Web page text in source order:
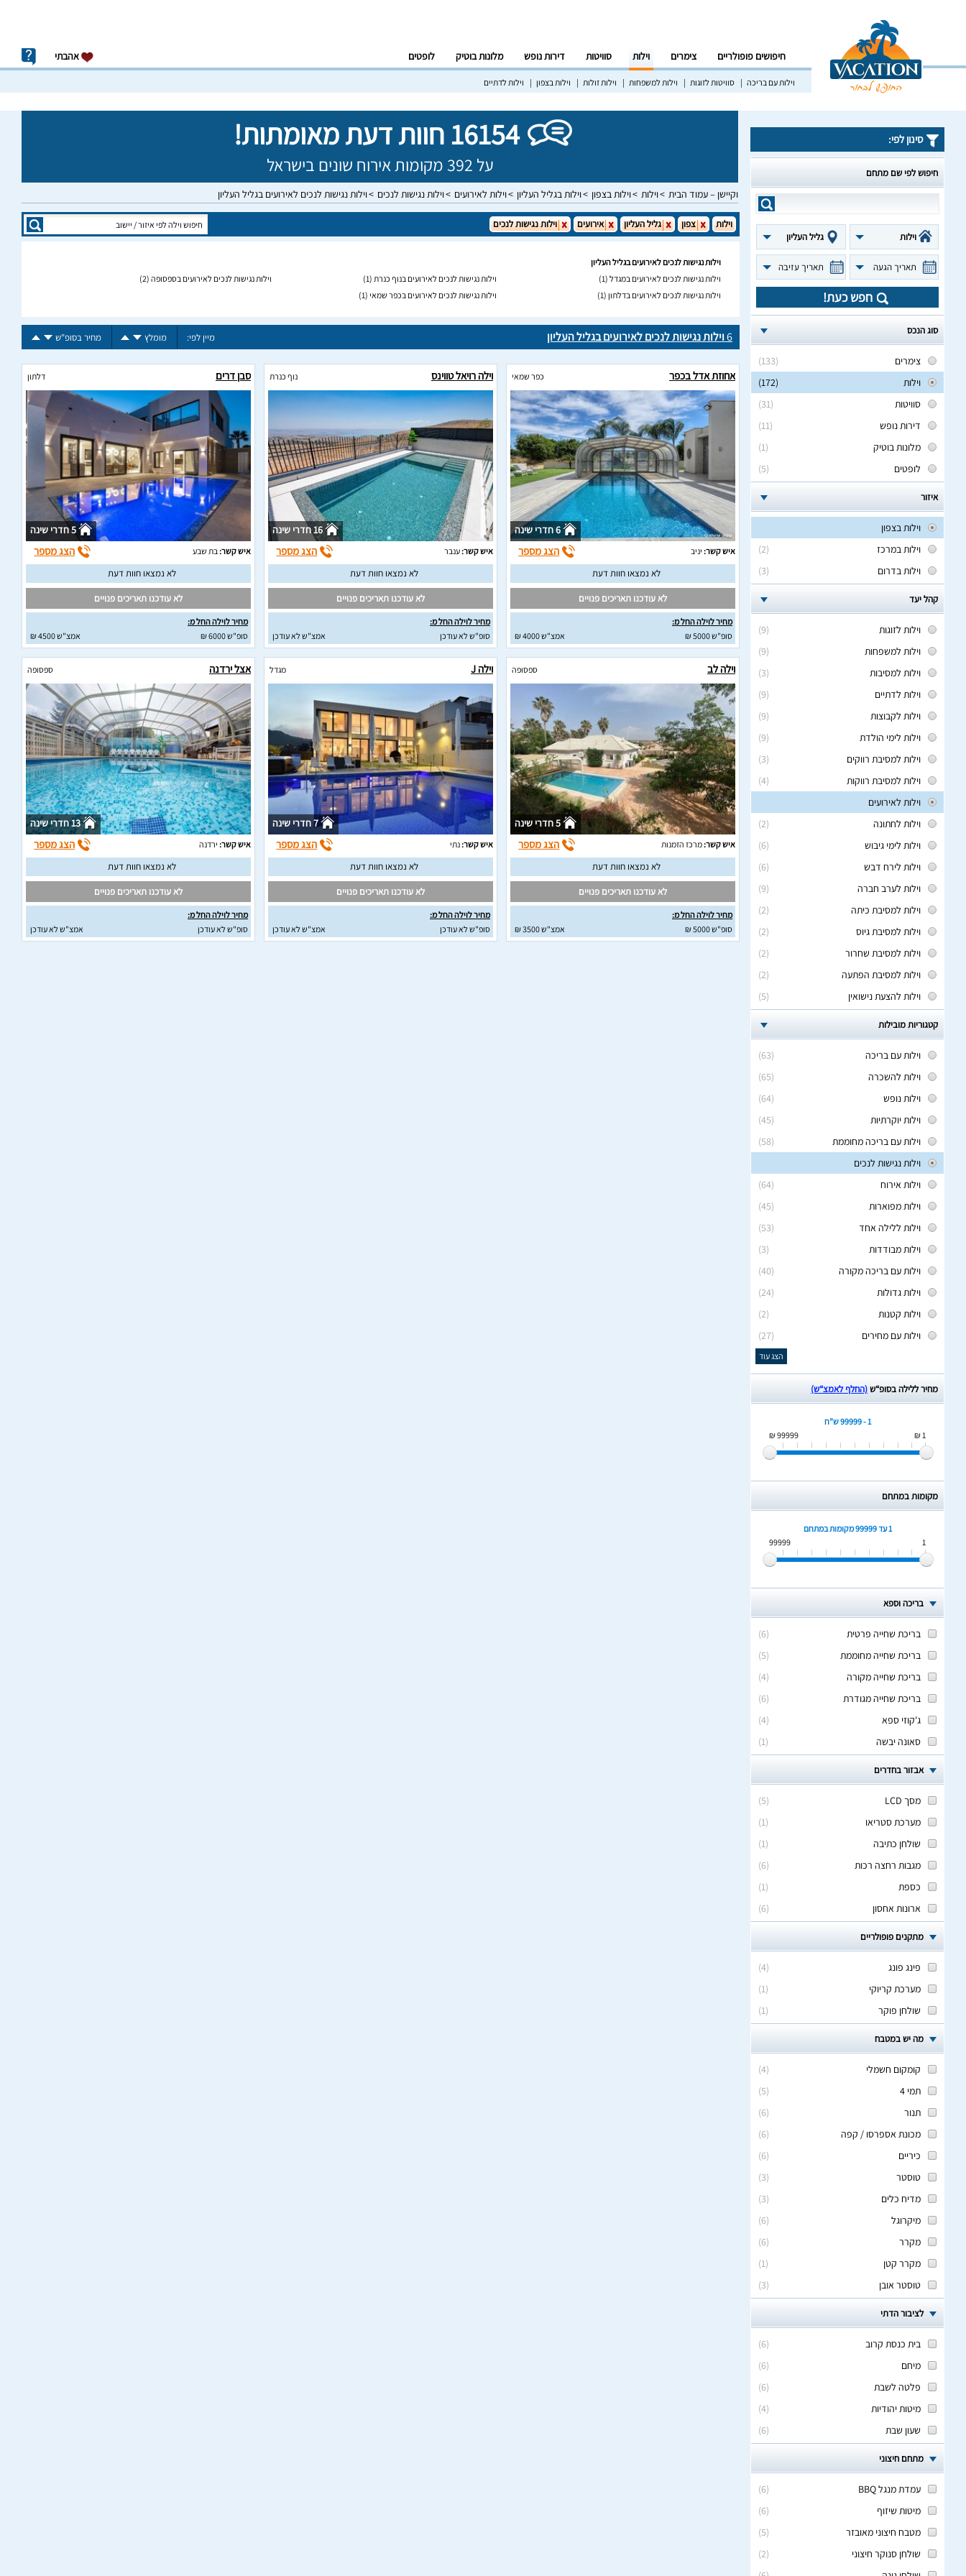
חיפושים פופולריים צימרים וילות סוויטות דירות נופש מלונות בוטיק לופטים אהבתי
וילות עם בריכה סוויטות לזוגות וילות למשפחות וילות זולות וילות בצפון וילות לדתיים
16154 חוות דעת מאומתות!
על 392 מקומות אירוח שונים בישראל
וקיישן – עמוד הבית וילות וילות בצפון וילות בגליל העליון וילות לאירועים וילות נגישות לנכים וילות נגישות לנכים לאירועים בגליל העליון
סינון לפי:
חיפוש לפי שם מתחם
וילות גליל העליון
תאריך הגעה תאריך עזיבה
חפש כעת!
סוג הנכס
(133)
צימרים
(172)
וילות
(31)
סוויטות
(11)
דירות נופש
(1)
מלונות בוטיק
(5)
לופטים
איזור
וילות בצפון
(2)
וילות במרכז
(3)
וילות בדרום
קהל יעד
(9)
וילות לזוגות
(9)
וילות למשפחות
(3)
וילות למסיבות
(9)
וילות לדתיים
(9)
וילות לקבוצות
(9)
וילות לימי הולדת
(3)
וילות למסיבת רווקים
(4)
וילות למסיבת רווקות
וילות לאירועים
(2)
וילות לחתונה
(6)
וילות לימי גיבוש
(6)
וילות לירח דבש
(9)
וילות לערב חברה
(2)
וילות למסיבת כיתה
(2)
וילות למסיבת גיוס
(2)
וילות למסיבת שחרור
(2)
וילות למסיבת הפתעה
(5)
וילות להצעת נישואין
קטגוריות מובילות
(63)
וילות עם בריכה
(65)
וילות להשכרה
(64)
וילות נופש
(45)
וילות יוקרתיות
(58)
וילות עם בריכה מחוממת
וילות נגישות לנכים
(64)
וילות אירוח
(45)
וילות מפוארות
(53)
וילות ללילה אחד
(3)
וילות מבודדות
(40)
וילות עם בריכה מקורה
(24)
וילות גדולות
(2)
וילות קטנות
(27)
וילות עם מחירים
הצג עוד
מחיר ללילה בסופ“ש(החלף לאמצ“ש)
1 - 99999 ש"ח
1 ₪
99999 ₪
מקומות במתחם
1 עד 99999
מקומות במתחם
1
99999
בריכה וספא
(
6
)
בריכת שחייה פרטית
(
5
)
בריכת שחייה מחוממת
(
4
)
בריכת שחייה מקורה
(
6
)
בריכת שחייה מגודרת
(
4
)
ג'קוזי ספא
(
1
) סאונה יבשה
אבזור בחדרים
(
5
)
מסך LCD
(
1
)
מערכת סטריאו
(
1
)
שולחן כתיבה
(
6
)
מגבות רחצה רכות
(
1
)
כספת
(
6
) ארונות אחסון
מתקנים פופולריים
(
4
)
פינג פונג
(
1
)
מערכת קריוקי
(
1
) שולחן פוקר
מה יש במטבח
(
4
)
קומקום חשמלי
(
5
)
תמי 4
(
6
)
תנור
(
6
)
מכונת אספרסו / קפה
(
6
)
כיריים
(
3
)
טוסטר
(
3
)
מדיח כלים
(
6
)
מיקרוגל
(
6
)
מקרר
(
1
)
מקרר קטן
(
3
) טוסטר אובן
לציבור הדתי
(
6
)
בית כנסת קרוב
(
6
)
מיחם
(
6
)
פלטה לשבת
(
4
)
מיטות יהודיות
(
6
) שעון שבת
מתחם חיצוני
(
6
)
עמדת מנגל BBQ
(
6
)
מיטות שיזוף
(
5
)
מטבח חיצוני מאובזר
(
2
)
שולחן סנוקר חיצוני
וילות צפון גליל העליון אירועים וילות נגישות לנכים
וילות נגישות לנכים לאירועים בגליל העליון
וילות נגישות לנכים לאירועים במגדל (1) וילות נגישות לנכים לאירועים בנוף כנרת (1) וילות נגישות לנכים לאירועים בספסופה (2)
וילות נגישות לנכים לאירועים בדלתון (1) וילות נגישות לנכים לאירועים בכפר שמאי (1)
6וילות נגישות לנכים לאירועים בגליל העליון מיין לפי: מומלץ מחיר בסופ"ש
אחוזת אדל בכפר כפר שמאי
6 חדרי שינה
איש קשר: יניב הצג מספר
לא נמצאו חוות דעת
לא עודכנו תאריכים פנויים
מחיר לוילה החל מ:
סופ"ש 5000 ₪
אמצ"ש 4000 ₪
וילה רויאל טווינס נוף כנרת
16 חדרי שינה
איש קשר:ענבר הצג מספר
לא נמצאו חוות דעת
לא עודכנו תאריכים פנויים
מחיר לוילה החל מ:
סופ"ש לא עודכן
אמצ"ש לא עודכן
סבן דרים דלתון
5 חדרי שינה
איש קשר:בת שבע הצג מספר
לא נמצאו חוות דעת
לא עודכנו תאריכים פנויים
מחיר לוילה החל מ:
סופ"ש 6000 ₪
אמצ"ש 4500 ₪
וילה לב ספסופה
5 חדרי שינה
איש קשר:מרכז הזמנות הצג מספר
לא נמצאו חוות דעת
לא עודכנו תאריכים פנויים
מחיר לוילה החל מ:
סופ"ש 5000 ₪
אמצ"ש 3500 ₪
וילה J מגדל
7 חדרי שינה
איש קשר:נתי הצג מספר
לא נמצאו חוות דעת
לא עודכנו תאריכים פנויים
מחיר לוילה החל מ:
סופ"ש לא עודכן
אמצ"ש לא עודכן
אצל ירדנה ספסופה
13 חדרי שינה
איש קשר: ירדנה הצג מספר
לא נמצאו חוות דעת
לא עודכנו תאריכים פנויים
מחיר לוילה החל מ:
סופ"ש לא עודכן
אמצ"ש לא עודכן